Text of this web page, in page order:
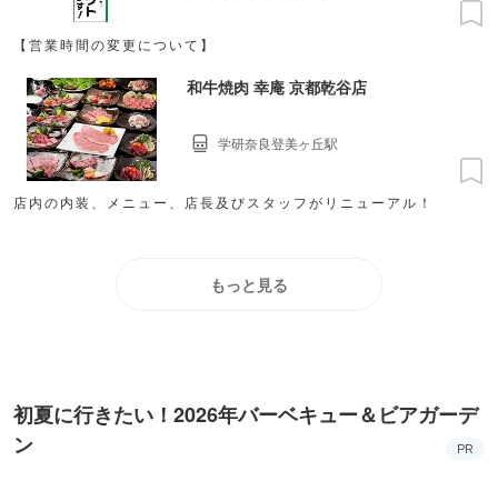
【営業時間の変更について】
和牛焼肉 幸庵 京都乾谷店
店内の内装、メニュー、店長及びスタッフがリニューアル！
学研奈良登美ヶ丘駅
もっと見る
初夏に行きたい！2026年バーベキュー＆ビアガーデ
ン
PR